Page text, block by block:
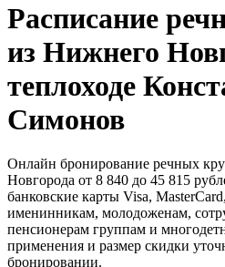
Расписание
из Нижнего
теплоходе
Симонов
Онлайн бронирование речных
Новгорода от 8 840 до 45 815
банковские карты Visa,
именинникам, молодоженам,
пенсионерам группам и
применения и размер скидки
бронировании.